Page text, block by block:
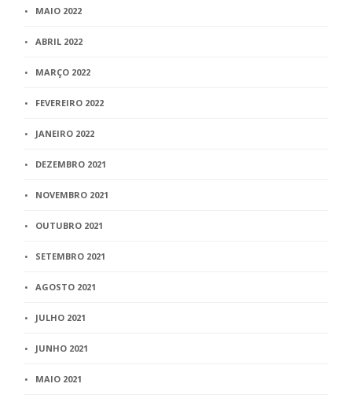
MAIO 2022
ABRIL 2022
MARÇO 2022
FEVEREIRO 2022
JANEIRO 2022
DEZEMBRO 2021
NOVEMBRO 2021
OUTUBRO 2021
SETEMBRO 2021
AGOSTO 2021
JULHO 2021
JUNHO 2021
MAIO 2021